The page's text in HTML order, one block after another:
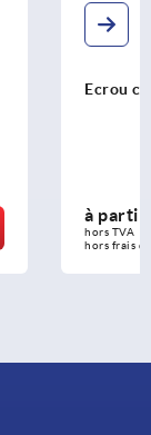
6335
DÉTAILS